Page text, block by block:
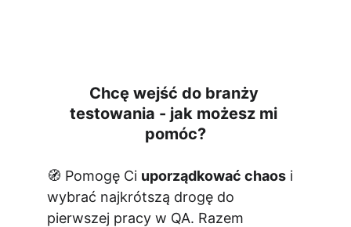
Chcę wejść do branży
testowania - jak możesz mi
pomóc?
🧭 Pomogę Ci uporządkować chaos i
wybrać najkrótszą drogę do
pierwszej pracy w QA. Razem